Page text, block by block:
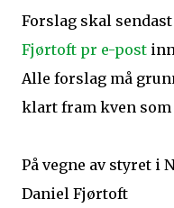
Forslag skal
Fjørtoft pr e-post
Alle forslag må
klart fram kven som
På vegne av styret i
Daniel Fjørtoft